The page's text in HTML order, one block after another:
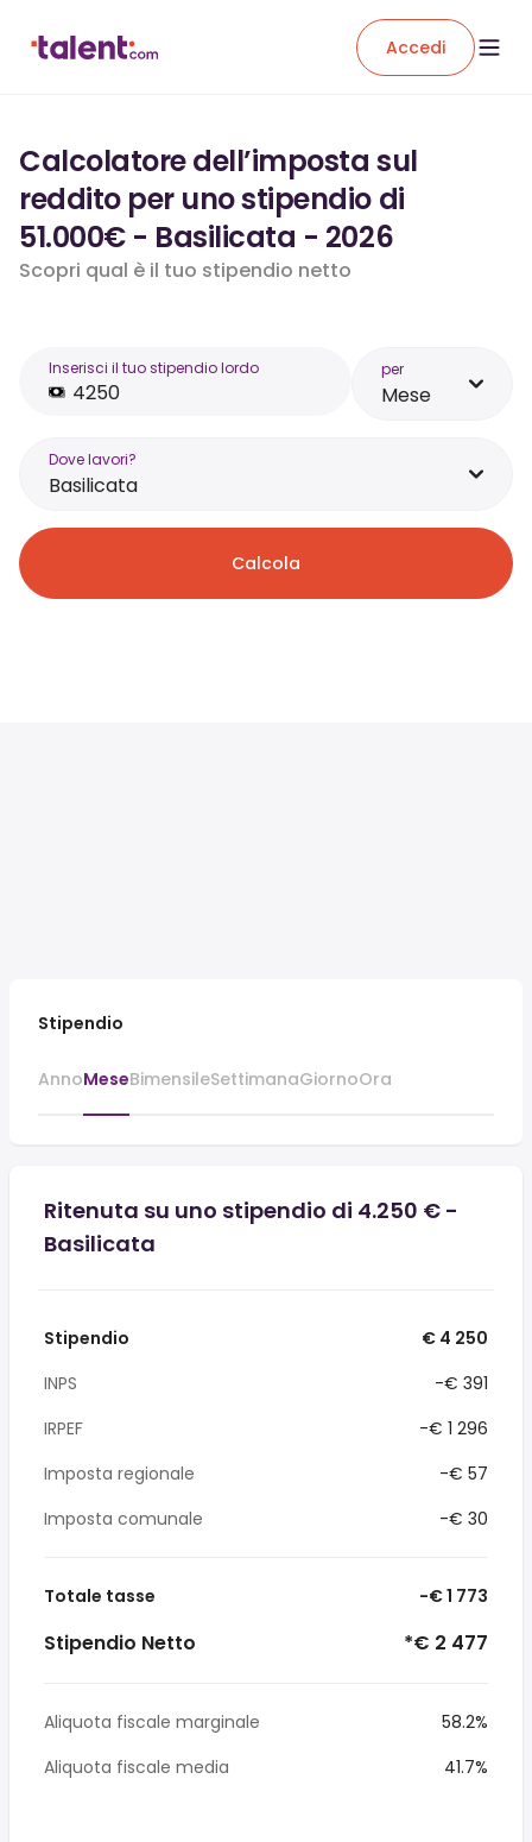
Accedi
Calcolatore dell’imposta sul
reddito per uno stipendio di
51.000€ - Basilicata - 2026
Scopri qual è il tuo stipendio netto
Inserisci il tuo stipendio lordo per
Mese
Dove lavori?
Basilicata
Calcola
Stipendio
AnnoMeseBimensileSettimanaGiornoOra
Ritenuta su uno stipendio di 4.250 € -
Basilicata
Stipendio
€ 4 250
INPS
-€ 391
IRPEF
-€ 1 296
Imposta regionale
-€ 57
Imposta comunale
-€ 30
Totale tasse -€ 1 773
Stipendio Netto *€ 2 477
Aliquota fiscale marginale
58.2%
Aliquota fiscale media
41.7%